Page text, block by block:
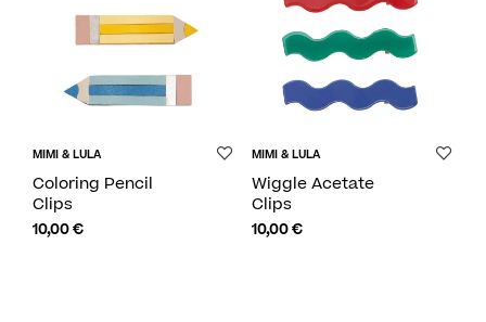
MIMI & LULA
Coloring Pencil
Clips
10,00€
MIMI & LULA
Wiggle Acetate
Clips
10,00€